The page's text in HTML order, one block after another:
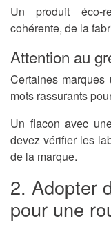
Un produit éco-
cohérente, de la
Attention au
Certaines
mots rassurants
Un flacon avec
devez vérifier les
de la marque.
2. Adopter
pour une